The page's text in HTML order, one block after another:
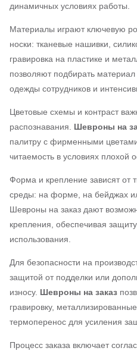
динамичных условиях работы.
Материалы играют ключевую
носки: тканевые нашивки,
гравировка на пластике и
позволяют подбирать
одежды сотрудников и
Цветовые схемы и контраст
распознавания. Шевроны на
палитру с фирменными
читаемость в условиях плохой
Форма и крепление зависят от
среды: на форме, на бейджах
Шевроны на заказ дают
крепления, обеспечивая
использования.
Для безопасности на
защитой от подделки или
износу. Шевроны на заказ
гравировку,
термоперенос для усиления
Процесс заказа включает